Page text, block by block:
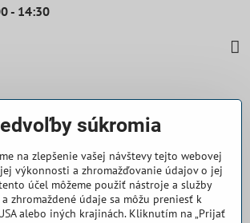
- 14:30
844
súkromia
na zlepšenie vašej návštevy tejto webovej
výkonnosti a zhromažďovanie údajov o jej
účel môžeme použiť nástroje a služby
zhromaždené údaje sa môžu preniesť k
alebo iných krajinách. Kliknutím na „Prijať